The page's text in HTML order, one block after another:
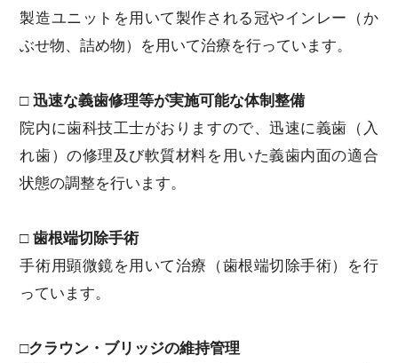
製造ユニットを用いて製作される冠やインレー（か
ぶせ物、詰め物）を用いて治療を行っています。
□ 迅速な義歯修理等が実施可能な体制整備
院内に歯科技工士がおりますので、迅速に義歯（入
れ歯）の修理及び軟質材料を用いた義歯内面の適合
状態の調整を行います。
□ 歯根端切除手術
手術用顕微鏡を用いて治療（歯根端切除手術）を行
っています。
□クラウン・ブリッジの維持管理